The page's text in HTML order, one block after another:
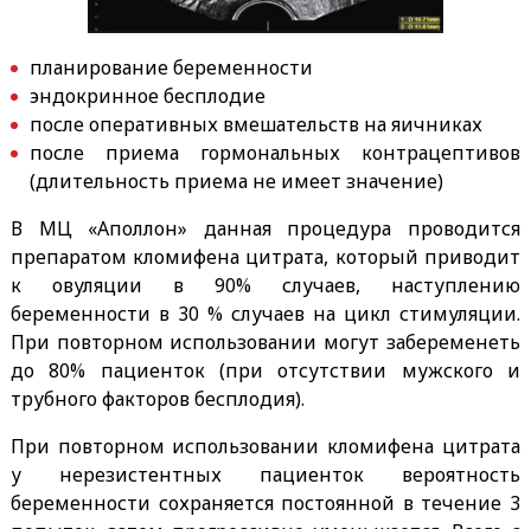
планирование беременности
эндокринное бесплодие
после оперативных вмешательств на яичниках
после приема гормональных контрацептивов
(длительность приема не имеет значение)
В МЦ «Аполлон» данная процедура проводится
препаратом кломифена цитрата, который приводит
к овуляции в 90% случаев, наступлению
беременности в 30 % случаев на цикл стимуляции.
При повторном использовании могут забеременеть
до 80% пациенток (при отсутствии мужского и
трубного факторов бесплодия).
При повторном использовании кломифена цитрата
у нерезистентных пациенток вероятность
беременности сохраняется постоянной в течение 3